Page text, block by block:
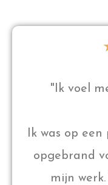
"Ik voel
Ik was op
opgebrand
mijn